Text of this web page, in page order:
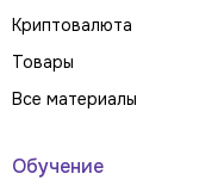
Криптовалюта
Товары
Все материалы
Обучение